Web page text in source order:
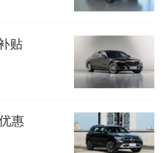
贴
惠